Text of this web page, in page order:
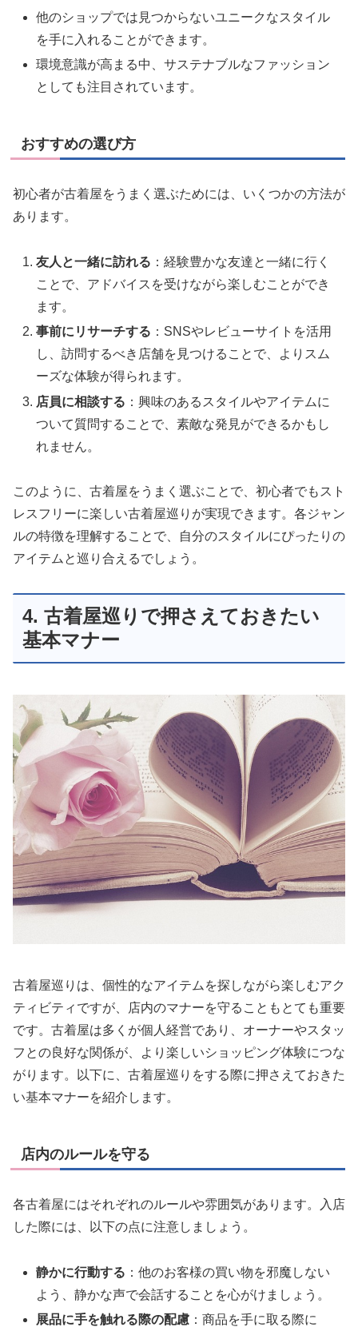
他のショップでは見つからないユニークなスタイル
を手に入れることができます。
環境意識が高まる中、サステナブルなファッション
としても注目されています。
おすすめの選び方
初心者が古着屋をうまく選ぶためには、いくつかの方法が
あります。
友人と一緒に訪れる ：経験豊かな友達と一緒に行く
ことで、アドバイスを受けながら楽しむことができ
ます。
事前にリサーチする ：SNSやレビューサイトを活用
し、訪問するべき店舗を見つけることで、よりスム
ーズな体験が得られます。
店員に相談する ：興味のあるスタイルやアイテムに
ついて質問することで、素敵な発見ができるかもし
れません。
このように、古着屋をうまく選ぶことで、初心者でもスト
レスフリーに楽しい古着屋巡りが実現できます。各ジャン
ルの特徴を理解することで、自分のスタイルにぴったりの
アイテムと巡り合えるでしょう。
4. 古着屋巡りで押さえておきたい
基本マナー
古着屋巡りは、個性的なアイテムを探しながら楽しむアク
ティビティですが、店内のマナーを守ることもとても重要
です。古着屋は多くが個人経営であり、オーナーやスタッ
フとの良好な関係が、より楽しいショッピング体験につな
がります。以下に、古着屋巡りをする際に押さえておきた
い基本マナーを紹介します。
店内のルールを守る
各古着屋にはそれぞれのルールや雰囲気があります。入店
した際には、以下の点に注意しましょう。
静かに行動する ：他のお客様の買い物を邪魔しない
よう、静かな声で会話することを心がけましょう。
展品に手を触れる際の配慮 ：商品を手に取る際に